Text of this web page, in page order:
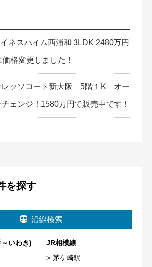
を探す
沿線検索
いわき)
JR相模線
茅ケ崎駅
ネスハイム西浦和 3LDK 2480万円
格変更しました！
レッソコート新大阪 5階１K オー
ェンジ！1580万円で販売中です！